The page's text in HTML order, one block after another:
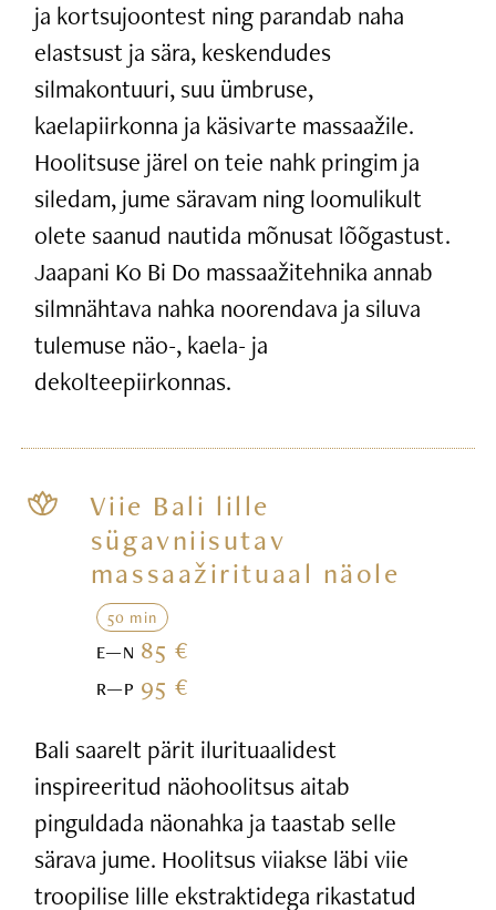
ja kortsujoontest ning parandab naha
elastsust ja sära, keskendudes
silmakontuuri, suu ümbruse,
kaelapiirkonna ja käsivarte massaažile.
Hoolitsuse järel on teie nahk pringim ja
siledam, jume säravam ning loomulikult
olete saanud nautida mõnusat lõõgastust.
Jaapani Ko Bi Do massaažitehnika annab
silmnähtava nahka noorendava ja siluva
tulemuse näo-, kaela- ja
dekolteepiirkonnas.
Viie Bali lille
sügavniisutav
massaažirituaal näole
50 min
E—N 85 €
R—P 95 €
Bali saarelt pärit ilurituaalidest
inspireeritud näohoolitsus aitab
pinguldada näonahka ja taastab selle
särava jume. Hoolitsus viiakse läbi viie
troopilise lille ekstraktidega rikastatud